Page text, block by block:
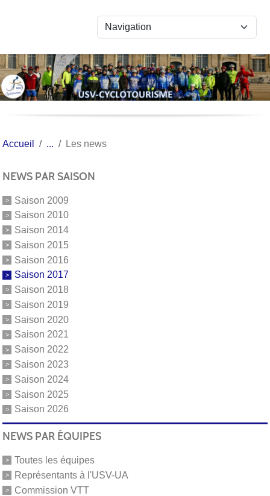
Accueil Les news
NEWS PAR SAISON
Saison 2009
Saison 2010
Saison 2014
Saison 2015
Saison 2016
Saison 2017
Saison 2018
Saison 2019
Saison 2020
Saison 2021
Saison 2022
Saison 2023
Saison 2024
Saison 2025
Saison 2026
NEWS PAR ÉQUIPES
Toutes les équipes
Représentants à l'USV-UA
Commission VTT